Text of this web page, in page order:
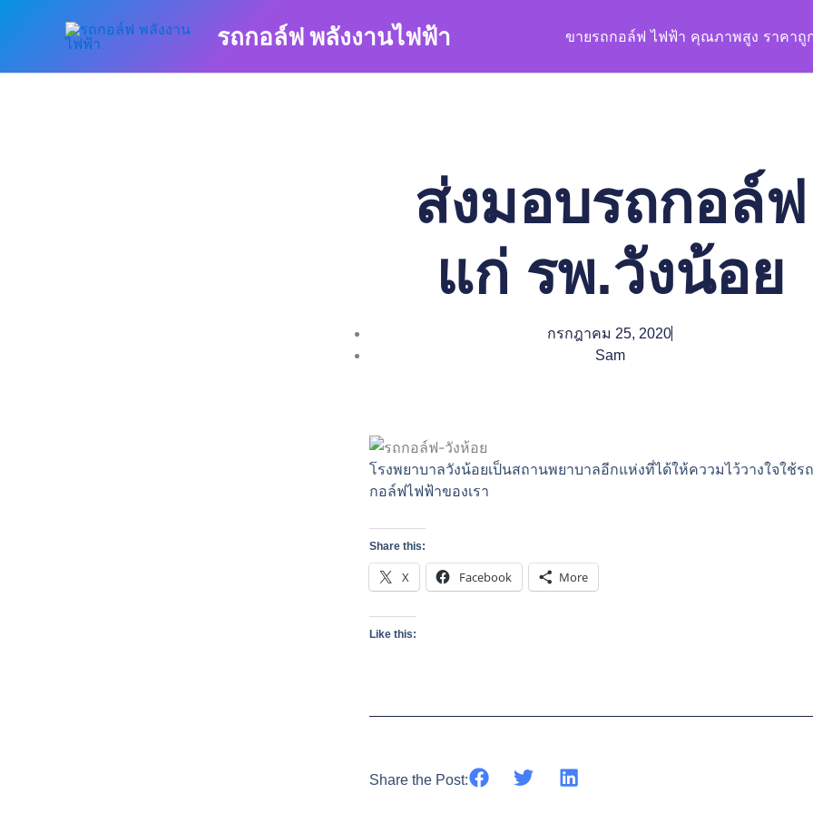
รถกอล์ฟ พลังงานไฟฟ้า ขายรถกอล์ฟ ไฟฟ้า คุณภาพสูง ราคาถู
ส่งมอบรถกอล์ฟ
แก่ รพ.วังน้อย
กรกฎาคม 25, 2020
Sam
โรงพยาบาลวังน้อยเป็นสถานพยาบาลอีกแห่งที่ได้ให้คววมไว้วางใจใช้รถ
กอล์ฟไฟฟ้าของเรา
Share this:
X Facebook More
Like this:
Share the Post: